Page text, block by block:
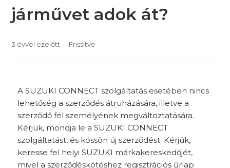
járművet adok át?
3 évvel ezelőtt Frissítve
A SUZUKI CONNECT szolgáltatás esetében nincs
lehetőség a szerződés átruházására, illetve a
szerződő fél személyének megváltoztatására.
Kérjük, mondja le a SUZUKI CONNECT
szolgáltatást, és kössön új szerződést. Kérjük,
keresse fel helyi SUZUKI márkakereskedőjét,
mivel a szerződéskötéshez regisztrációs űrlap